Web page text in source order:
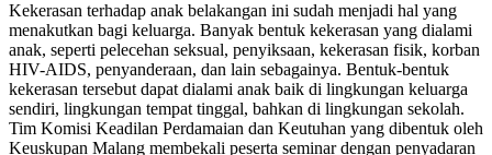
Kekerasan terhadap anak belakangan ini sudah menjadi hal yang
menakutkan bagi keluarga. Banyak bentuk kekerasan yang dialami
anak, seperti pelecehan seksual, penyiksaan, kekerasan fisik, korban
HIV-AIDS, penyanderaan, dan lain sebagainya. Bentuk-bentuk
kekerasan tersebut dapat dialami anak baik di lingkungan keluarga
sendiri, lingkungan tempat tinggal, bahkan di lingkungan sekolah.
Tim Komisi Keadilan Perdamaian dan Keutuhan yang dibentuk oleh
Keuskupan Malang membekali peserta seminar dengan penyadaran